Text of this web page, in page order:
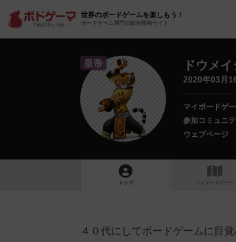
世界のボードゲームを楽しもう！
ボードゲーム専門の総合情報サイト
皇帝 ドウメイ
2020年03月
マイボードゲ
参加コミュニテ
ウェブページ
トップ マイボードゲーム
４０代にしてボードゲームに目